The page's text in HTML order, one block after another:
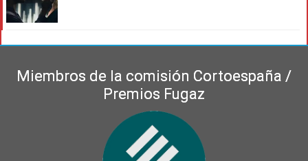
Miembros de la comisión Cortoespaña /
Premios Fugaz